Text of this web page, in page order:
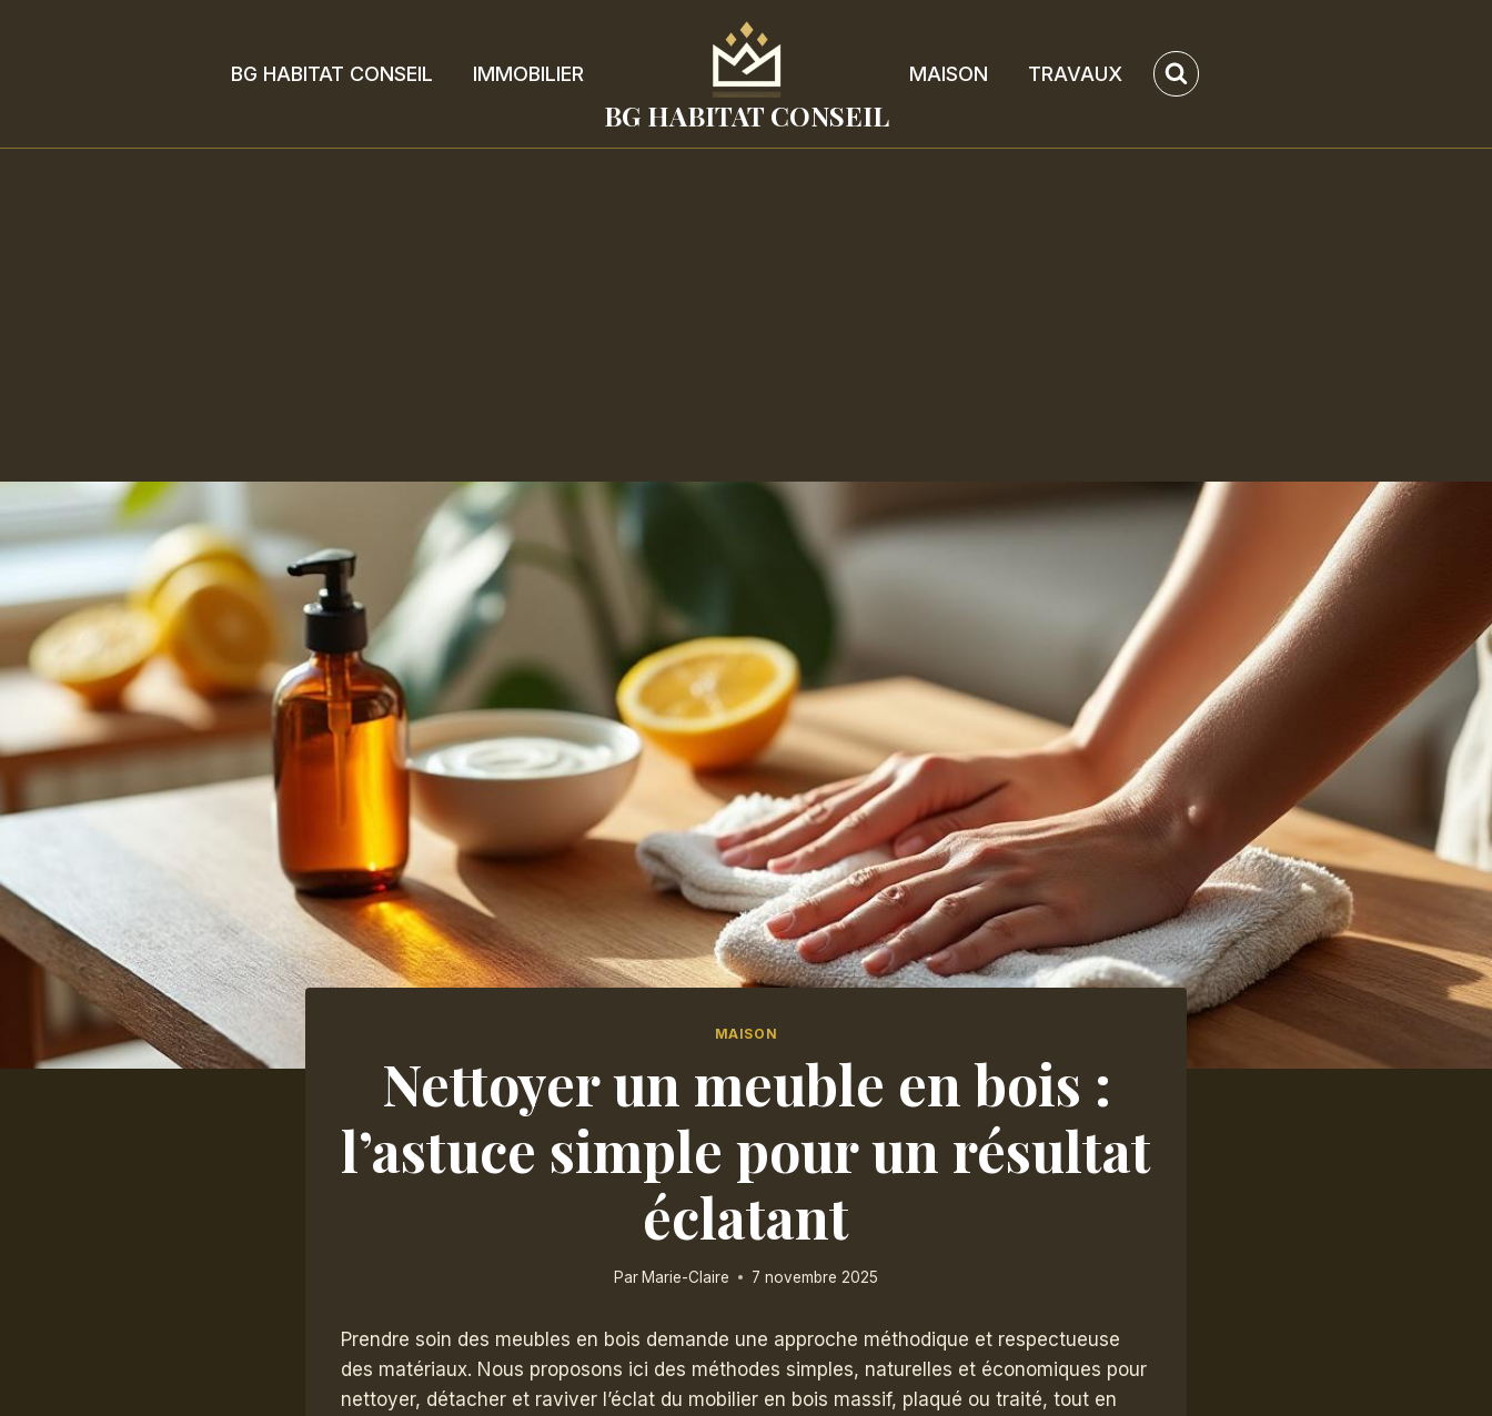
BG HABITAT CONSEIL IMMOBILIER
BG HABITAT CONSEIL
MAISON TRAVAUX
MAISON
Nettoyer un meuble en bois :
l’astuce simple pour un résultat
éclatant
Par Marie-Claire 7 novembre 2025
Prendre soin des meubles en bois demande une approche méthodique et respectueuse
des matériaux. Nous proposons ici des méthodes simples, naturelles et économiques pour
nettoyer, détacher et raviver l’éclat du mobilier en bois massif, plaqué ou traité, tout en